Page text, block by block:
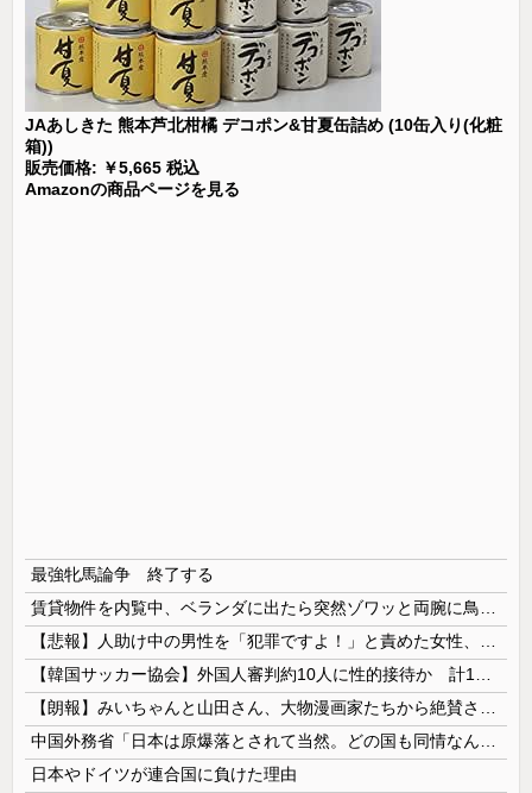
JAあしきた 熊本芦北柑橘 デコポン&甘夏缶詰め (10缶入り(化粧
箱))
販売価格: ￥5,665 税込
Amazonの商品ページを見る
最強牝馬論争 終了する
日本やドイツが連合国に負けた理由